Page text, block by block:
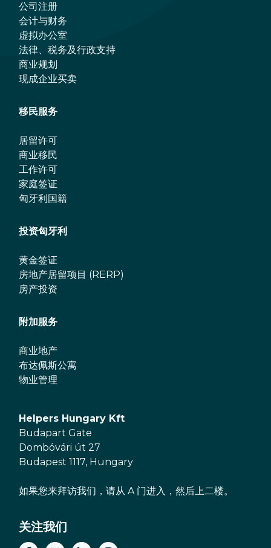
公司注册
会计与财务
虚拟办公室
法律、税务及行政支持
商业规划
现成企业买卖
移民服务
居留许可
商业移民
工作许可
家庭签证
匈牙利国籍
投资匈牙利
黄金签证
房地产居留项目 (RERP)
房产投资
附加服务
商业地产
布达佩斯公寓
物业管理
Helpers Hungary Kft
Budapart Gate
Dombóvári út 27
Budapest 1117, Hungary
如果您来拜访我们，请从 A 门进入，然后上二楼。
关注我们